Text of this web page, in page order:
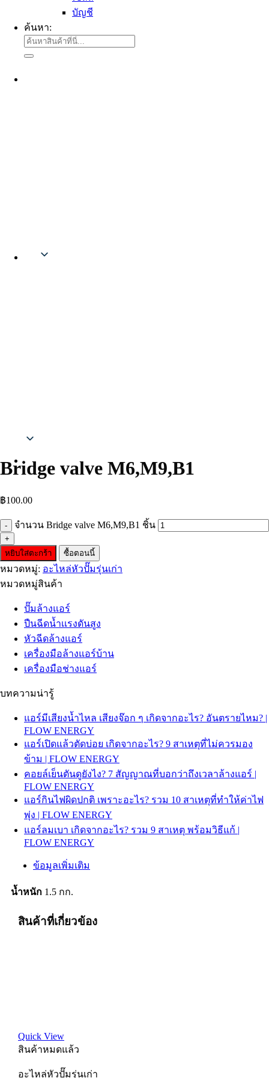
บัญชี
ค้นหา:
Bridge valve M6,M9,B1
฿100.00
จำนวน Bridge valve M6,M9,B1 ชิ้น
หยิบใส่ตะกร้า ซื้อตอนนี้
หมวดหมู่: อะไหล่หัวปั๊มรุ่นเก่า
หมวดหมู่สินค้า
ปั๊มล้างแอร์
ปืนฉีดน้ำเเรงดันสูง
หัวฉีดล้างแอร์
เครื่องมือล้างแอร์บ้าน
เครื่องมือช่างแอร์
บทความน่ารู้
แอร์มีเสียงน้ำไหล เสียงจ๊อก ๆ เกิดจากอะไร? อันตรายไหม? |
FLOW ENERGY
แอร์เปิดแล้วตัดบ่อย เกิดจากอะไร? 9 สาเหตุที่ไม่ควรมอง
ข้าม | FLOW ENERGY
คอยล์เย็นตันดูยังไง? 7 สัญญาณที่บอกว่าถึงเวลาล้างแอร์ |
FLOW ENERGY
แอร์กินไฟผิดปกติ เพราะอะไร? รวม 10 สาเหตุที่ทำให้ค่าไฟ
พุ่ง | FLOW ENERGY
แอร์ลมเบา เกิดจากอะไร? รวม 9 สาเหตุ พร้อมวิธีแก้ |
FLOW ENERGY
ข้อมูลเพิ่มเติม
น้ำหนัก 1.5 กก.
สินค้าที่เกี่ยวข้อง
Quick View
สินค้าหมดแล้ว
อะไหล่หัวปั๊มรุ่นเก่า